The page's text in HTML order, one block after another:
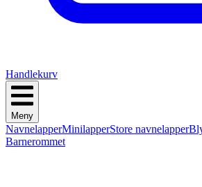
Handlekurv
Meny
NavnelapperMinilapperStore navnelapper
Barnerommet